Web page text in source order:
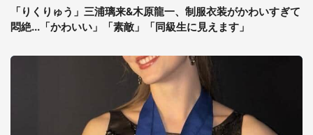
「りくりゅう」三浦璃来&木原龍一、制服衣装がかわいすぎて
悶絶...「かわいい」「素敵」「同級生に見えます」